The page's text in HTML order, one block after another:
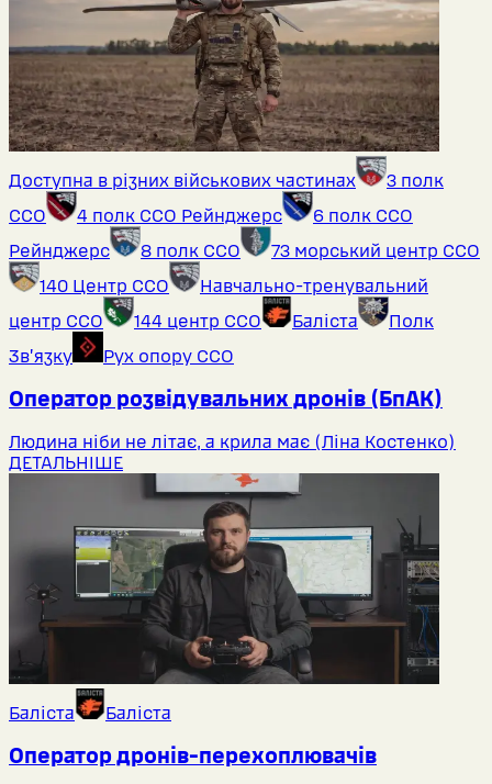
Доступна в різних військових частинах
3 полк
ССО
4 полк ССО Рейнджерс
6 полк ССО
Рейнджерс
8 полк ССО
73 морський центр ССО
140 Центр ССО
Навчально-тренувальний
центр ССО
144 центр ССО Баліста
Полк
Звʼязку
Рух опору ССО
Оператор розвідувальних дронів (БпАК)
Людина ніби не літає, а крила має (Ліна Костенко)
ДЕТАЛЬНІШЕ
Баліста Баліста
Оператор дронів-перехоплювачів